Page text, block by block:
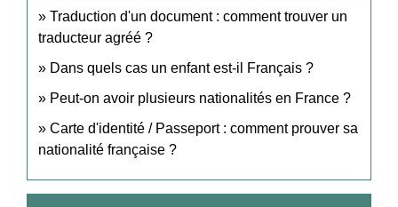
Traduction d'un document : comment trouver un
traducteur agréé ?
Dans quels cas un enfant est-il Français ?
Peut-on avoir plusieurs nationalités en France ?
Carte d'identité / Passeport : comment prouver sa
nationalité française ?